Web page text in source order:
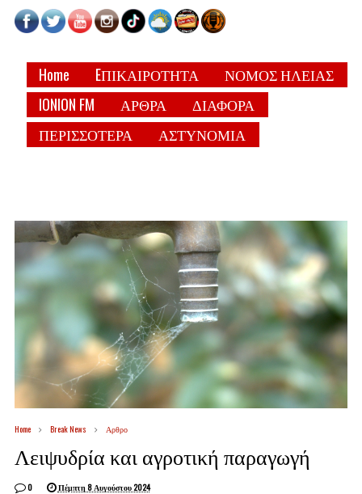
Home EΠΙΚΑΙΡΟΤΗΤΑ
ΝΟΜΟΣ ΗΛΕΙΑΣ
IONION FM
ΑΡΘΡΑ
ΔΙΑΦΟΡΑ
ΠΕΡΙΣΣΟΤΕΡΑ
ΑΣΤΥΝΟΜΙΑ
Home Break News Αρθρο
Λειψυδρία και αγροτική παραγωγή
0 Πέμπτη 8 Αυγούστου 2024